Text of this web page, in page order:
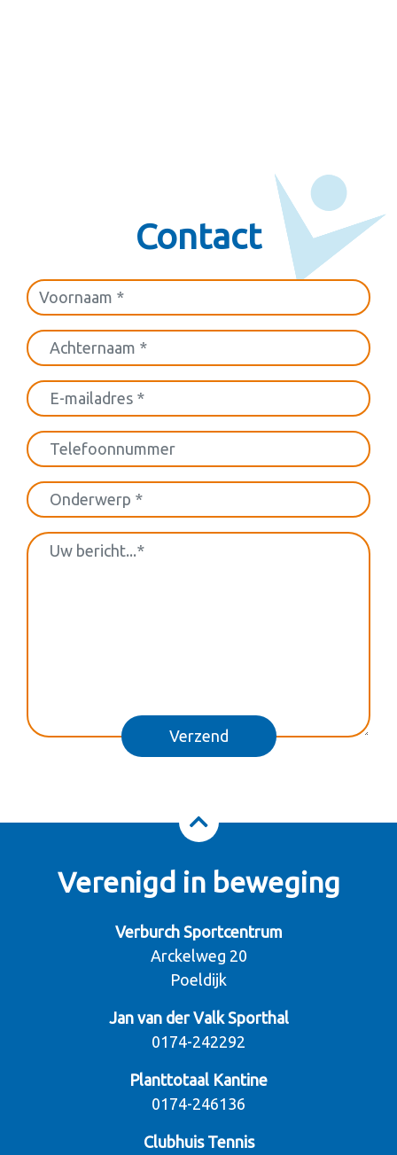
Contact
Verenigd in beweging
Verburch Sportcentrum
Arckelweg 20
Poeldijk
Jan van der Valk Sporthal
0174-242292
Planttotaal Kantine
0174-246136
Clubhuis Tennis